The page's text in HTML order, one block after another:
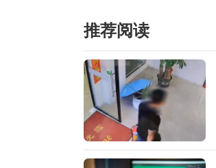
推荐阅读